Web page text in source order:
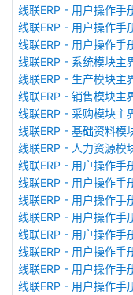
线联ERP - 用户操作手
线联ERP - 用户操作手
线联ERP - 用户操作手
线联ERP - 系统模块主
线联ERP - 生产模块主
线联ERP - 销售模块主
线联ERP - 采购模块主
线联ERP - 基础资料模
线联ERP - 人力资源模
线联ERP - 用户操作手
线联ERP - 用户操作手
线联ERP - 用户操作手
线联ERP - 用户操作手
线联ERP - 用户操作手
线联ERP - 用户操作手
线联ERP - 用户操作手
线联ERP - 用户操作手